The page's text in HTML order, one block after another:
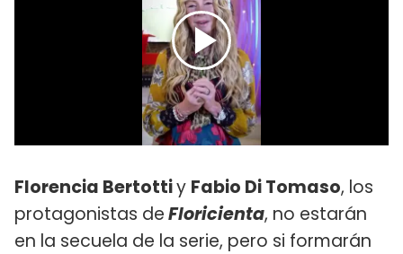
Florencia Bertottiy Fabio Di Tomaso, los
protagonistas deFloricienta, no estarán
en la secuela de la serie, pero si formarán